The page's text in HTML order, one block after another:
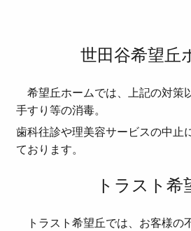
世田谷希望丘
希望丘ホームでは、上記の対策
手すり等の消毒。
歯科往診や理美容サービスの中止
ております。
トラスト希
トラスト希望丘では、お客様の